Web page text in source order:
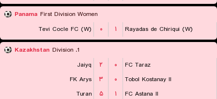
Panama First Division Women
Tevi Cocle FC (W)
۰ ۱ Rayadas de Chiriqui (W)
Kazakhstan
1. Division
Jaiyq
۲ ۰
FC Taraz
FK Arys
۳ ۰
Tobol Kostanay II
Turan
۵ ۱ FC Astana II